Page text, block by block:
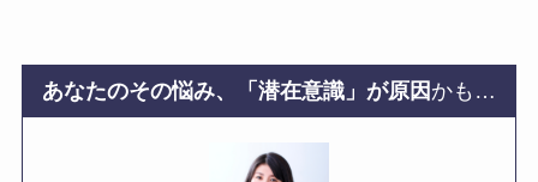
あなたのその悩み、「潜在意識」が原因 かも…